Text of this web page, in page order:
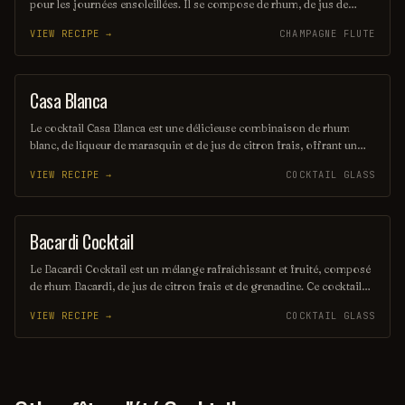
pour les journées ensoleillées. Il se compose de rhum, de jus de
pour une texture onctueuse. Servi dans un verre à cocktail, il offre
une explosion de saveurs fruitées et acidulées.
VIEW RECIPE → CHAMPAGNE FLUTE
ORDINARY DRINK
Casa Blanca
Le cocktail Casa Blanca est une délicieuse combinaison de rhum
blanc, de liqueur de marasquin et de jus de citron frais, offrant un
des saveurs exotiques et rafraîchissantes, idéal pour les soirées d'été.
Sa présentation élégante en fait un choix sophistiqué pour les
amateurs de cocktails.
VIEW RECIPE → COCKTAIL GLASS
ORDINARY DRINK
Bacardi Cocktail
Le Bacardi Cocktail est un mélange rafraîchissant et fruité, composé
de rhum Bacardi, de jus de citron frais et de grenadine. Ce cocktail
tropicales et une ambiance estivale. Parfait pour les amateurs de
rhum, il séduit par sa simplicité et son goût délicat.
VIEW RECIPE → COCKTAIL GLASS